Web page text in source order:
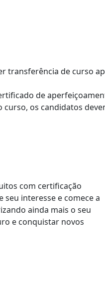
transferência de curso
de
curso, os candidatos
com certificação
seu interesse e comece a
ainda mais o seu
e conquistar novos